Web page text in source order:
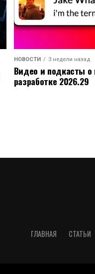
НОВОСТИ 3 недели назад
Видео и подкасты о
разработке 2026.29
ГЛАВНАЯ СТАТЬИ